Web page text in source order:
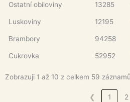
Ostatní obiloviny 13285
Luskoviny 12195
Brambory 94258
Cukrovka 52952
Zobrazuji 1 až 10 z celkem 59 záznamů
❮ 1 2